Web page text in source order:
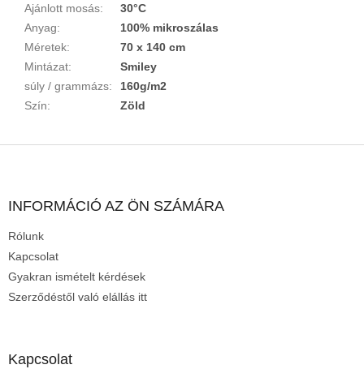
Ajánlott mosás:
30°C
Anyag:
100% mikroszálas
Méretek:
70 x 140 cm
Mintázat:
Smiley
súly / grammázs:
160g/m2
Szín: Zöld
INFORMÁCIÓ AZ ÖN SZÁMÁRA
Rólunk
Kapcsolat
Gyakran ismételt kérdések
Szerződéstől való elállás itt
Kapcsolat